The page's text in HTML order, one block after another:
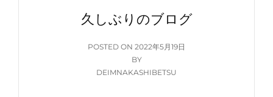
き
し
久しぶりのブログ
POSTED ON POSTED
ON
2022年5月19日
BY
DEIMNAKASHIBETSU